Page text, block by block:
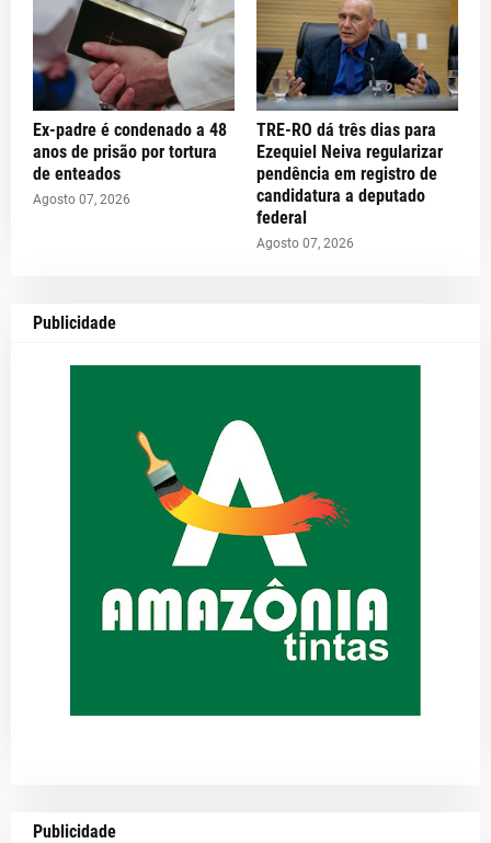
Ex-padre é condenado a 48
anos de prisão por tortura
de enteados
Agosto 07, 2026
TRE-RO dá três dias para
Ezequiel Neiva regularizar
pendência em registro de
candidatura a deputado
federal
Agosto 07, 2026
Publicidade
Publicidade